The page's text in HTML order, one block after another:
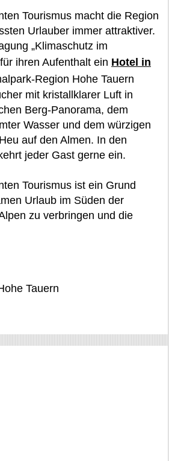
Tourismus macht die Region
Urlauber immer attraktiver.
„Klimaschutz im
ihren Aufenthalt ein Hotel in
Region Hohe Tauern
mit kristallklarer Luft in
Berg-Panorama, dem
Wasser und dem würzigen
auf den Almen. In den
jeder Gast gerne ein.
Tourismus ist ein Grund
Urlaub im Süden der
zu verbringen und die
Tauern